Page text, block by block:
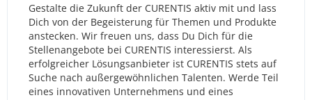
Gestalte die Zukunft der CURENTIS aktiv mit und lass
Dich von der Begeisterung für Themen und Produkte
anstecken. Wir freuen uns, dass Du Dich für die
Stellenangebote bei CURENTIS interessierst. Als
erfolgreicher Lösungsanbieter ist CURENTIS stets auf
Suche nach außergewöhnlichen Talenten. Werde Teil
eines innovativen Unternehmens und eines